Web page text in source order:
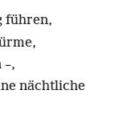
führen,
–,
nächtliche